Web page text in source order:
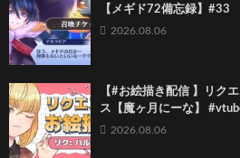
【メギド72備忘録】#33
2026.08.06
【#お絵描き配信 】リク
ス【魔ヶ月にーな】
2026.08.06